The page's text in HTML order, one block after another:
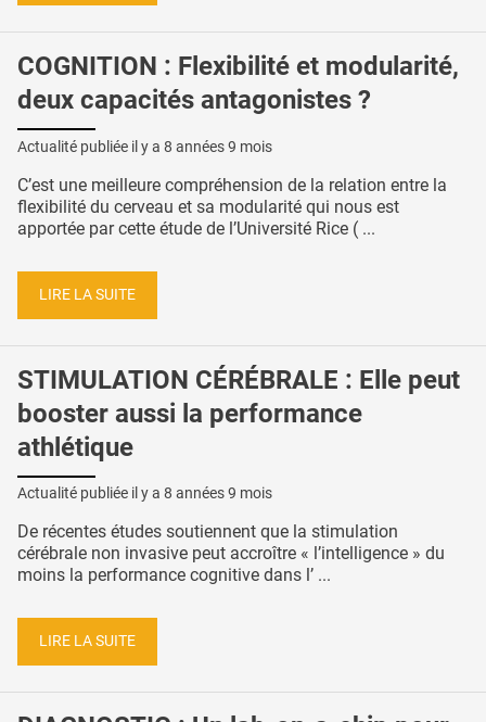
COGNITION : Flexibilité et modularité,
deux capacités antagonistes ?
Actualité publiée il y a 8 années 9 mois
C’est une meilleure compréhension de la relation entre la
flexibilité du cerveau et sa modularité qui nous est
apportée par cette étude de l’Université Rice ( ...
LIRE LA SUITE
STIMULATION CÉRÉBRALE : Elle peut
booster aussi la performance
athlétique
Actualité publiée il y a 8 années 9 mois
De récentes études soutiennent que la stimulation
cérébrale non invasive peut accroître « l’intelligence » du
moins la performance cognitive dans l’ ...
LIRE LA SUITE